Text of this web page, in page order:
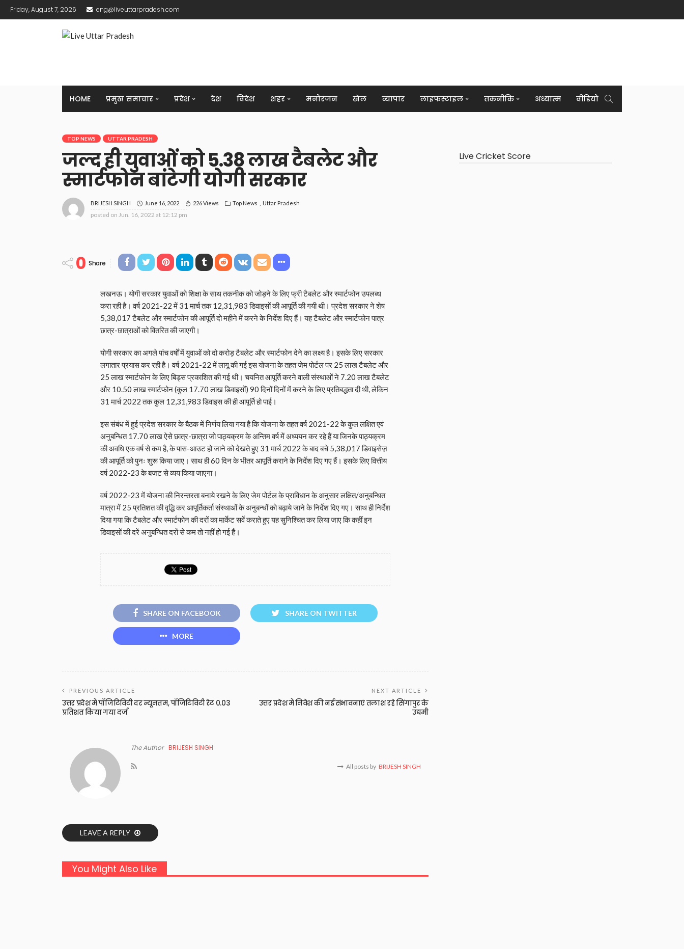
Friday, August 7, 2026 eng@liveuttarpradesh.com
HOME प्रमुख समाचार प्रदेश देश विदेश शहर मनोरंजन खेल व्यापार लाइफस्टाइल तकनीकि अध्यात्म वीडियो
TOP NEWS UTTAR PRADESH
जल्द ही युवाओं को 5.38 लाख टैबलेट और
स्मार्टफोन बांटेगी योगी सरकार
BRIJESH SINGH June 16, 2022 226 Views Top News Uttar Pradesh
posted on Jun. 16, 2022 at 12:12 pm
0 Share
लखनऊ। योगी सरकार युवाओं को शिक्षा के साथ तकनीक को जोड़ने के लिए फ्री टैबलेट और स्मार्टफोन उपलब्ध
करा रही है। वर्ष 2021-22 में 31 मार्च तक 12,31,983 डिवाइसों की आपूर्ति की गयी थी। प्रदेश सरकार ने शेष
5,38,017 टैबलेट और स्मार्टफोन की आपूर्ति दो महीने में करने के निर्देश दिए हैं। यह टैबलेट और स्मार्टफोन पात्र
छात्र-छात्राओं को वितरित की जाएगी।
योगी सरकार का अगले पांच वर्षों में युवाओं को दो करोड़ टैबलेट और स्मार्टफोन देने का लक्ष्य है। इसके लिए सरकार
लगातार प्रयास कर रही है। वर्ष 2021-22 में लागू की गई इस योजना के तहत जेम पोर्टल पर 25 लाख टैबलेट और
25 लाख स्मार्टफोन के लिए बिड्स प्रकाशित की गई थी। चयनित आपूर्ति करने वाली संस्थाओं ने 7.20 लाख टैबलेट
और 10.50 लाख स्मार्टफोन (कुल 17.70 लाख डिवाइसों) 90 दिनों दिनों में करने के लिए प्रतिबद्धता दी थी, लेकिन
31 मार्च 2022 तक कुल 12,31,983 डिवाइस की ही आपूर्ति हो पाई।
इस संबंध में हुई प्रदेश सरकार के बैठक में निर्णय लिया गया है कि योजना के तहत वर्ष 2021-22 के कुल लक्षित एवं
अनुबन्धित 17.70 लाख ऐसे छात्र-छात्रा जो पाठ्यक्रम के अन्तिम वर्ष में अध्ययन कर रहे हैं या जिनके पाठ्यक्रम
की अवधि एक वर्ष से कम है, के पास-आउट हो जाने को देखते हुए 31 मार्च 2022 के बाद बचे 5,38,017 डिवाइसेज़
की आपूर्ति को पुनः शुरू किया जाए। साथ ही 60 दिन के भीतर आपूर्ति कराने के निर्देश दिए गए हैं। इसके लिए वित्तीय
वर्ष 2022-23 के बजट से व्यय किया जाएगा।
वर्ष 2022-23 में योजना की निरन्तरता बनाये रखने के लिए जेम पोर्टल के प्राविधान के अनुसार लक्षित/अनुबन्धित
मात्रा में 25 प्रतिशत की वृद्धि कर आपूर्तिकर्ता संस्थाओं के अनुबन्धों को बढ़ाये जाने के निर्देश दिए गए। साथ ही निर्देश
दिया गया कि टैबलेट और स्मार्टफोन की दरों का मार्केट सर्वे कराते हुए यह सुनिश्चित कर लिया जाए कि कहीं इन
डिवाइसों की दरें अनुबन्धित दरों से कम तो नहीं हो गई हैं।
SHARE ON FACEBOOK SHARE ON TWITTER
MORE
PREVIOUS ARTICLE
उत्तर प्रदेश में पॉजिटिविटी दर न्यूनतम, पॉजिटिविटी रेट 0.03
प्रतिशत किया गया दर्ज
NEXT ARTICLE
उत्तर प्रदेश में निवेश की नई संभावनाएं तलाश रहे सिंगापुर के
उद्यमी
The Author BRIJESH SINGH
All posts by BRIJESH SINGH
LEAVE A REPLY
You Might Also Like
Live Cricket Score